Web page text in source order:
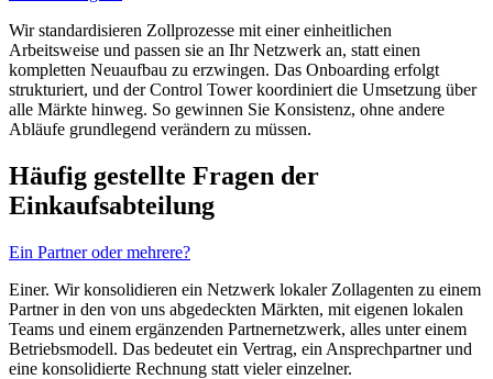
Wir standardisieren Zollprozesse mit einer einheitlichen
Arbeitsweise und passen sie an Ihr Netzwerk an, statt einen
kompletten Neuaufbau zu erzwingen. Das Onboarding erfolgt
strukturiert, und der Control Tower koordiniert die Umsetzung über
alle Märkte hinweg. So gewinnen Sie Konsistenz, ohne andere
Abläufe grundlegend verändern zu müssen.
Häufig gestellte Fragen der
Einkaufsabteilung
Ein Partner oder mehrere?
Einer. Wir konsolidieren ein Netzwerk lokaler Zollagenten zu einem
Partner in den von uns abgedeckten Märkten, mit eigenen lokalen
Teams und einem ergänzenden Partnernetzwerk, alles unter einem
Betriebsmodell. Das bedeutet ein Vertrag, ein Ansprechpartner und
eine konsolidierte Rechnung statt vieler einzelner.